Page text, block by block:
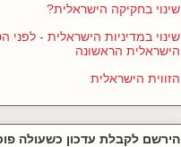
שינוי בחקיקה הישראלית?
שינוי במדיניות הישראלית - לפני
הישראלית הראשונה
הזווית הישראלית
הירשם לקבלת עדכון כשעולה